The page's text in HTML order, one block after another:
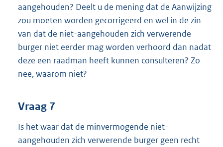
aangehouden? Deelt u de mening dat de Aanwijzing
zou moeten worden gecorrigeerd en wel in de zin
van dat de niet-aangehouden zich verwerende
burger niet eerder mag worden verhoord dan nadat
deze een raadman heeft kunnen consulteren? Zo
nee, waarom niet?
Vraag 7
Is het waar dat de minvermogende niet-
aangehouden zich verwerende burger geen recht